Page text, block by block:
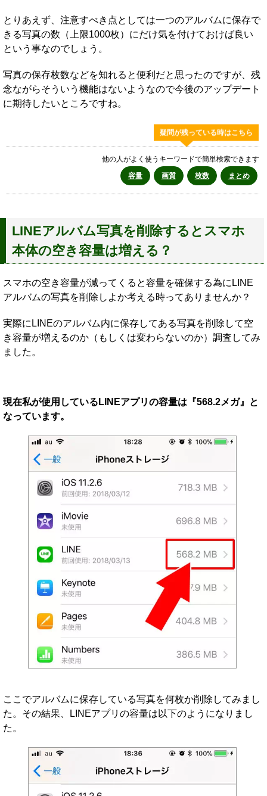
とりあえず、注意すべき点としては一つのアルバムに保存で
きる写真の数（上限1000枚）にだけ気を付けておけば良い
という事なのでしょう。
写真の保存枚数などを知れると便利だと思ったのですが、残
念ながらそういう機能はないようなので今後のアップデート
に期待したいところですね。
疑問が残っている時はこちら
他の人がよく使うキーワードで簡単検索できます
容量
画質 枚数 まとめ
LINEアルバム写真を削除するとスマホ
本体の空き容量は増える？
スマホの空き容量が減ってくると容量を確保する為にLINE
アルバムの写真を削除しよか考える時ってありませんか？
実際にLINEのアルバム内に保存してある写真を削除して空
き容量が増えるのか（もしくは変わらないのか）調査してみ
ました。
現在私が使用しているLINEアプリの容量は『568.2メガ』と
なっています。
ここでアルバムに保存している写真を何枚か削除してみまし
た。その結果、LINEアプリの容量は以下のようになりまし
た。